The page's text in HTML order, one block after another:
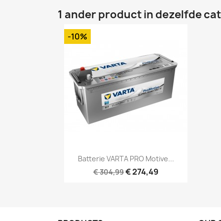
1 ander product in dezelfde
Batterie VARTA PRO Motive...
€ 304,99€ 274,49
-10%
Snel bekijken